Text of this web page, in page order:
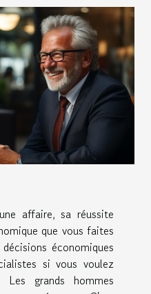
affaire, sa réussite
que vous faites
économiques
si vous voulez
grands hommes